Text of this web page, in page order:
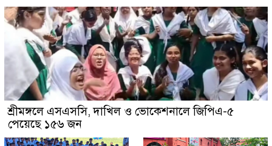
শ্রীমঙ্গলে এসএসসি, দাখিল ও ভোকেশনালে জিপিএ-৫
পেয়েছে ১৫৬ জন